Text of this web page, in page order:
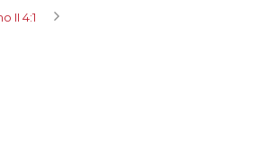
II 4:1